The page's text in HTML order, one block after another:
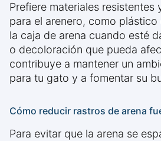
Prefiere materiales resistentes
para el arenero, como plástico
la caja de arena cuando esté
o decoloración que pueda
contribuye a mantener un
para tu gato y a fomentar su
Cómo reducir rastros de arena
Para evitar que la arena se